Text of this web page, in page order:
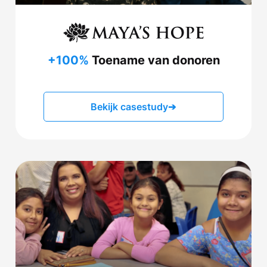
+100% Toename van donoren
Bekijk casestudy➔